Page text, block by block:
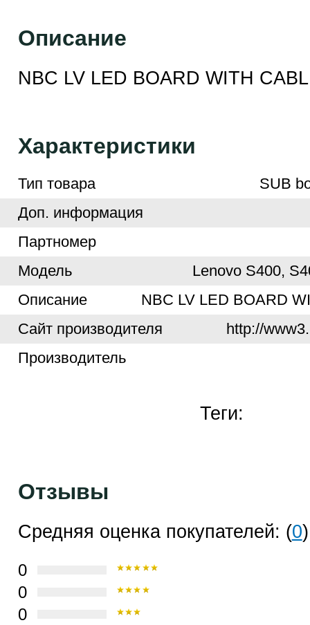
Описание
NBC LV LED BOARD WITH
Характеристики
Тип товара
SUB
Доп. информация
Партномер
Модель
Lenovo S400,
Описание
NBC LV LED BOARD
Cайт производителя
http://
Производитель
Теги:
Отзывы
Средняя оценка покупателей: (0)
0
0
0